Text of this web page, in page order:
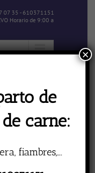
07 35 - 610371151
Horario de 9:00 a
de
carne:
fiambres,….
×